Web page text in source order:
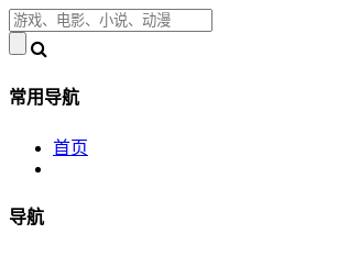
常用导航
首页
导航